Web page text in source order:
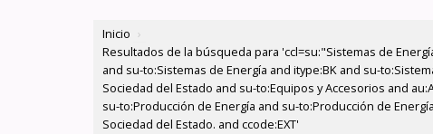
Inicio ›
Resultados de la búsqueda para 'ccl=su:"Sistemas de
and su-to:Sistemas de Energía and itype:BK and su-
Sociedad del Estado and su-to:Equipos y Accesorios and
su-to:Producción de Energía and su-to:Producción de
Sociedad del Estado. and ccode:EXT'